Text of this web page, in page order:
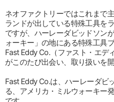
ネオファクトリーではこれまで
ランドが出している特殊工具を
ですが、ハーレーダビッドソン
ォーキー」の地にある特殊工具
Fast Eddy Co.（ファスト・エデ
がこのたび出会い、取り扱いを開
Fast Eddy Co.は、ハーレーダビ
る、アメリカ・ミルウォーキー